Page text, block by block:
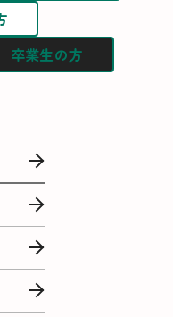
卒業生の方